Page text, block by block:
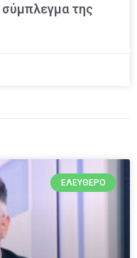
σύμπλεγμα της
ΕΛΕΎΘΕΡΟ